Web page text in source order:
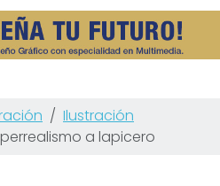
Ilustración
a lapicero